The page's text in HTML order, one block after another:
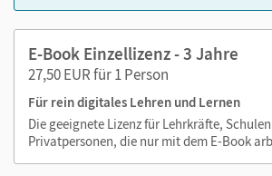
Lösungen der Aufgaben
E-Book Einzellizenz - 3 Jahre
27,50 EUR für 1 Person
Für rein digitales Lehren und Lernen
Die geeignete Lizenz für Lehrkräfte,
Privatpersonen, die nur mit dem E-Book